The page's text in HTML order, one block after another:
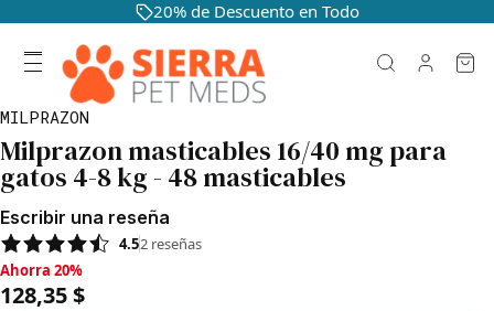
20% de Descuento en Todo
MILPRAZON
Milprazon masticables 16/40 mg para
gatos 4-8 kg - 48 masticables
Escribir una reseña
4.52 reseñas
Ahorra 20%, 128,35 $
Ahorra 20%
128,35 $